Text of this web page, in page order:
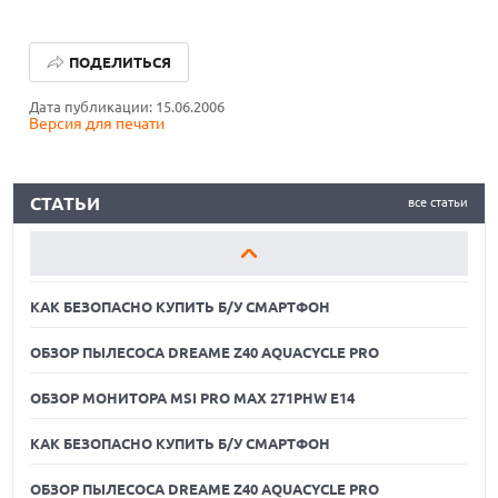
Дата публикации: 15.06.2006
Версия для печати
ПОДЕЛИТЬСЯ
все статьи
СТАТЬИ
ОБЗОР ПЫЛЕСОСА DREAME Z40 AQUACYCLE PRO
ОБЗОР МОНИТОРА MSI PRO MAX 271PHW E14
ОБЗОР МОНИТОРА MSI PRO MAX 271PHW E14
КАК БЕЗОПАСНО КУПИТЬ Б/У СМАРТФОН
ОБЗОР ПЫЛЕСОСА DREAME Z40 AQUACYCLE PRO
ОБЗОР МОНИТОРА MSI PRO MAX 271PHW E14
КАК БЕЗОПАСНО КУПИТЬ Б/У СМАРТФОН
ОБЗОР ПЫЛЕСОСА DREAME Z40 AQUACYCLE PRO
05.08.2026